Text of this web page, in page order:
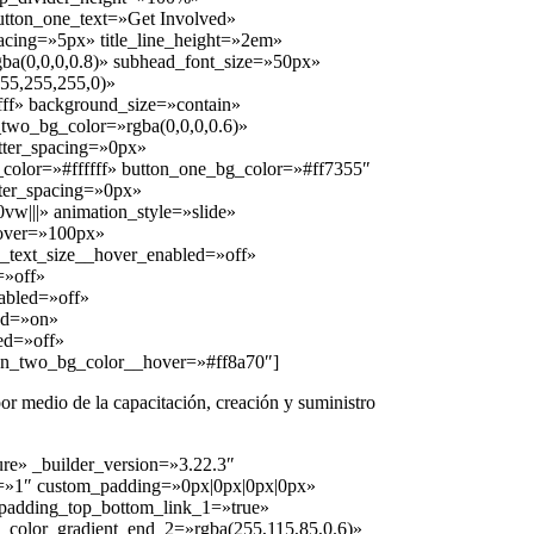
Involved»
title_line_height=»2em»
subhead_font_size=»50px»
background_size=»contain»
button_one_bg_color=»#ff7355″
animation_style=»slide»
medio de la capacitación, creación y suministro
_builder_version=»3.22.3″
custom_padding=»0px|0px|0px|0px»